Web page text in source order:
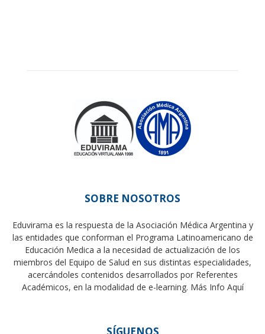
SOBRE NOSOTROS
Eduvirama es la respuesta de la Asociación Médica Argentina y
las entidades que conforman el Programa Latinoamericano de
Educación Medica a la necesidad de actualización de los
miembros del Equipo de Salud en sus distintas especialidades,
acercándoles contenidos desarrollados por Referentes
Académicos, en la modalidad de e-learning. Más Info Aquí